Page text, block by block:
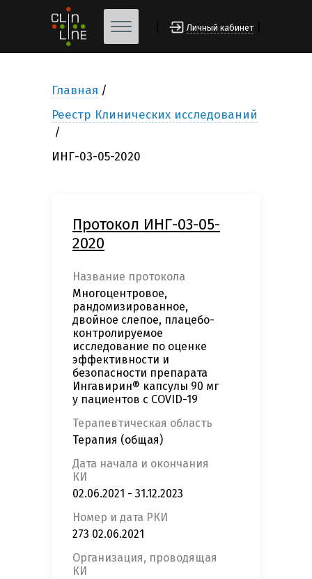
Личный кабинет
Главная
Реестр Клинических исследований
ИНГ-03-05-2020
Протокол ИНГ-03-05-
2020
Название протокола
Многоцентровое,
рандомизированное,
двойное слепое, плацебо-
контролируемое
исследование по оценке
эффективности и
безопасности препарата
Ингавирин® капсулы 90 мг
у пациентов с COVID-19
Терапевтическая область
Терапия (общая)
Дата начала и окончания
КИ
02.06.2021 - 31.12.2023
Номер и дата РКИ
273 02.06.2021
Организация, проводящая
КИ